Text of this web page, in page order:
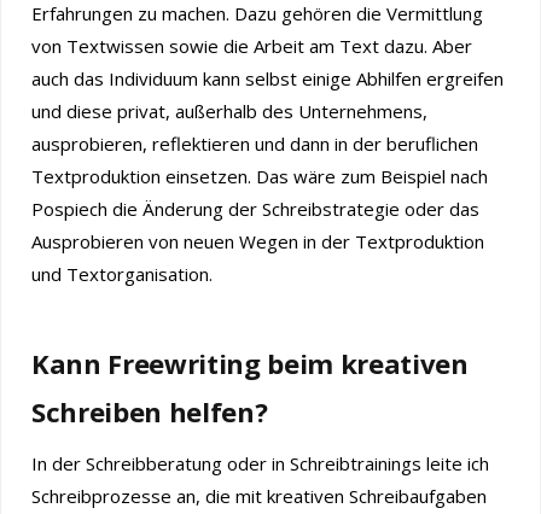
Erfahrungen zu machen. Dazu gehören die Vermittlung
von Textwissen sowie die Arbeit am Text dazu. Aber
auch das Individuum kann selbst einige Abhilfen ergreifen
und diese privat, außerhalb des Unternehmens,
ausprobieren, reflektieren und dann in der beruflichen
Textproduktion einsetzen. Das wäre zum Beispiel nach
Pospiech die Änderung der Schreibstrategie oder das
Ausprobieren von neuen Wegen in der Textproduktion
und Textorganisation.
Kann Freewriting beim kreativen
Schreiben helfen?
In der Schreibberatung oder in Schreibtrainings leite ich
Schreibprozesse an, die mit kreativen Schreibaufgaben